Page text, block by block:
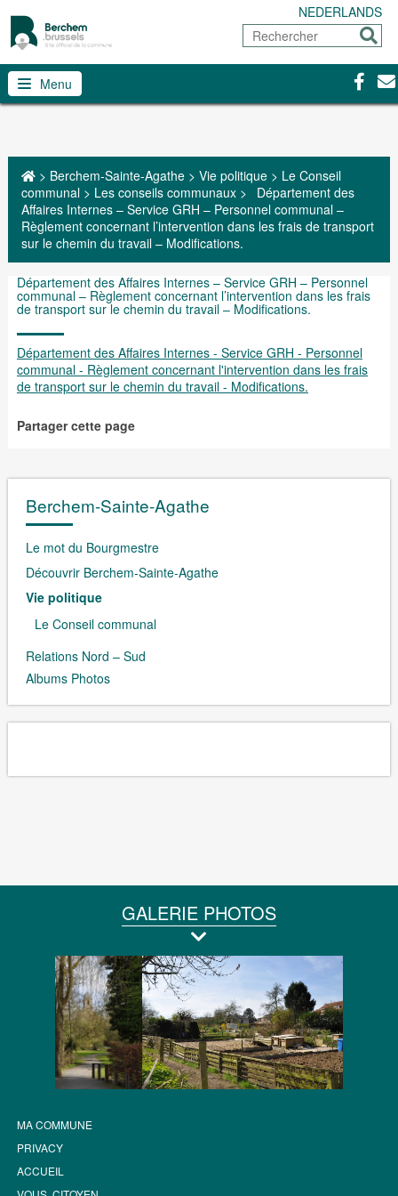
NEDERLANDS
Rechercher
Menu
> Berchem-Sainte-Agathe> Vie politique> Le Conseil
communal> Les conseils communaux>
Département des
Affaires Internes – Service GRH – Personnel communal –
Règlement concernant l’intervention dans les frais de transport
sur le chemin du travail – Modifications.
Département des Affaires Internes – Service GRH – Personnel
communal – Règlement concernant l’intervention dans les frais
de transport sur le chemin du travail – Modifications.
Département des Affaires Internes - Service GRH - Personnel
communal - Règlement concernant l'intervention dans les frais
de transport sur le chemin du travail - Modifications.
Partager cette page
Berchem-Sainte-Agathe
Le mot du Bourgmestre
Découvrir Berchem-Sainte-Agathe
Vie politique
Le Conseil communal
Relations Nord – Sud
Albums Photos
GALERIE PHOTOS
MA COMMUNE
PRIVACY
ACCUEIL